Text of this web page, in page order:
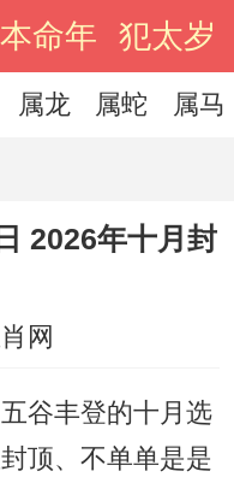
本命年 犯太岁
属龙 属蛇 属马
2026年十月封
网
谷丰登的十月选
顶、不单单是是